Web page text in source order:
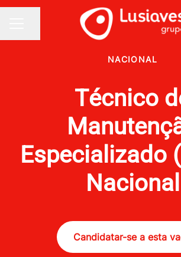
MENU DE CARREIRAS
Partilhar página
NACIONAL
Técnico
Especializado
Nacional
Candidatar-se a esta